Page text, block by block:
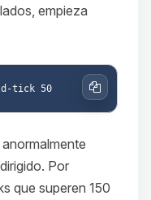
empieza
Copiar
Por
que superen 150